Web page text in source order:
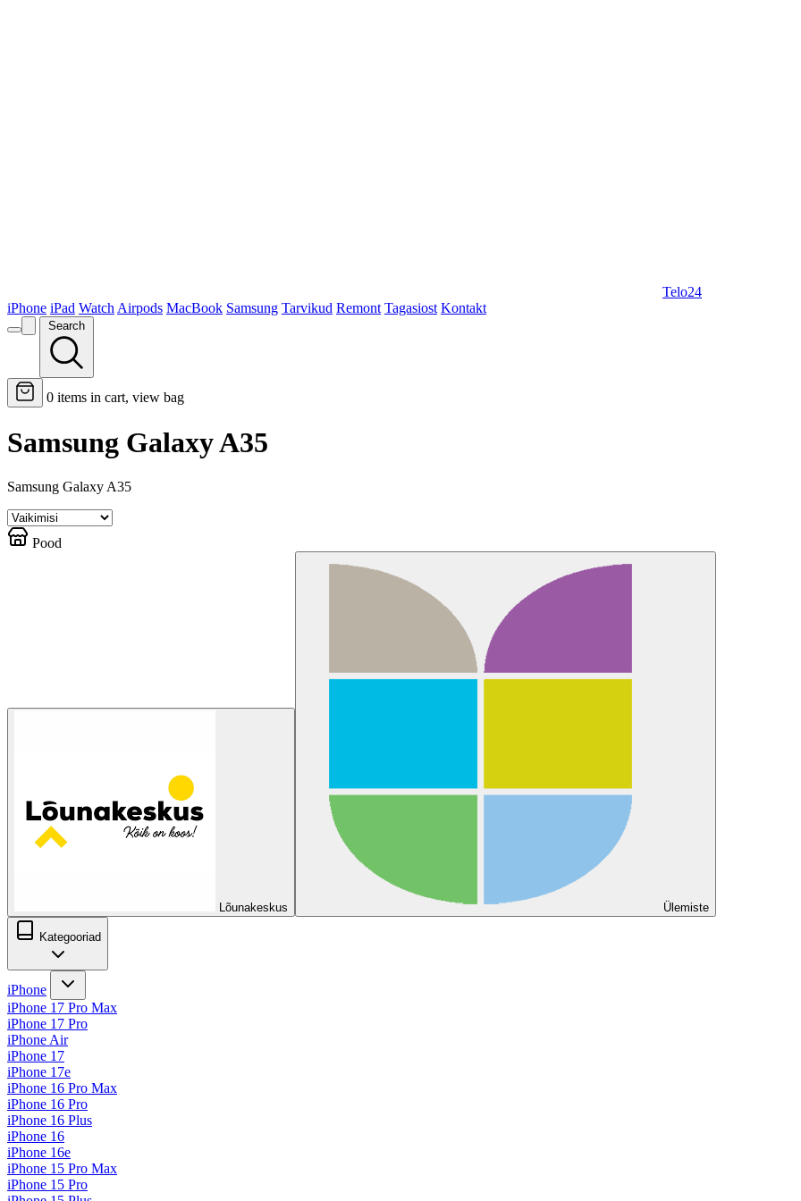
Telo24
iPhone iPad Watch Airpods MacBook Samsung Tarvikud Remont Tagasiost Kontakt
Search
0 items in cart, view bag
Samsung Galaxy A35
Samsung Galaxy A35
Pood
Lõunakeskus Ülemiste
Kategooriad
iPhone
iPhone 17 Pro Max
iPhone 17 Pro
iPhone Air
iPhone 17
iPhone 17e
iPhone 16 Pro Max
iPhone 16 Pro
iPhone 16 Plus
iPhone 16
iPhone 16e
iPhone 15 Pro Max
iPhone 15 Pro